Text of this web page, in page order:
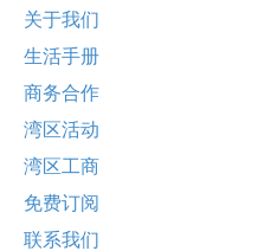
关于我们
生活手册
商务合作
湾区活动
湾区工商
免费订阅
联系我们